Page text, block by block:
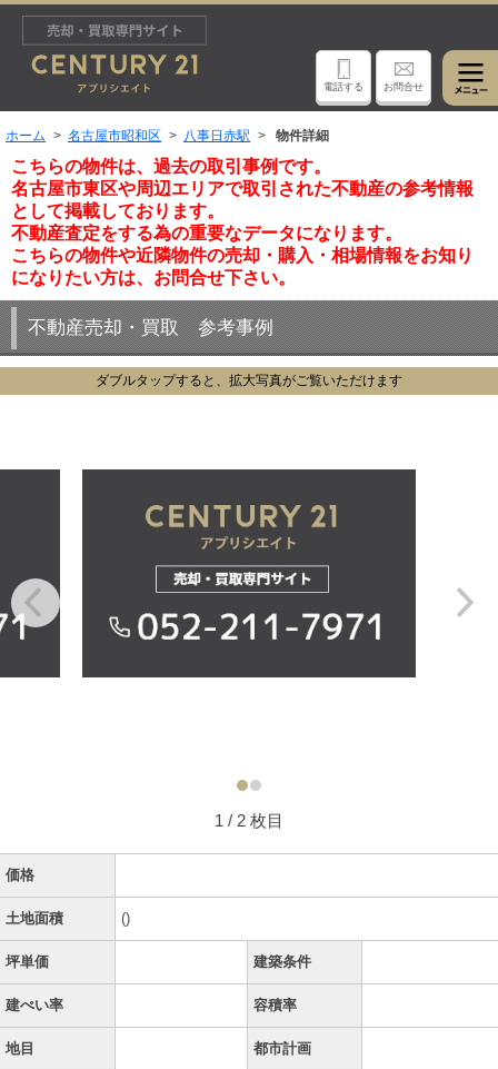
電話する お問合せ
ホーム 名古屋市昭和区 八事日赤駅 物件詳細
こちらの物件は、過去の取引事例です。
名古屋市東区や周辺エリアで取引された不動産の参考情報
として掲載しております。
不動産査定をする為の重要なデータになります。
こちらの物件や近隣物件の売却・購入・相場情報をお知り
になりたい方は、お問合せ下さい。
不動産売却・買取 参考事例
ダブルタップすると、拡大写真がご覧いただけます
1 / 2 枚目
価格
土地面積 ()
坪単価 建築条件
建ぺい率 容積率
地目 都市計画